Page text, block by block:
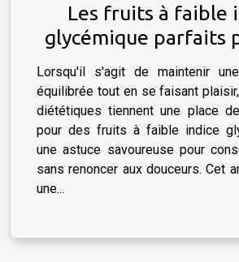
Les fruits à faible
glycémique parfaits
desserts
Lorsqu'il s'agit de maintenir
équilibrée tout en se faisant
diététiques tiennent une place
pour des fruits à faible indice
une astuce savoureuse pour
sans renoncer aux douceurs. Cet
une...